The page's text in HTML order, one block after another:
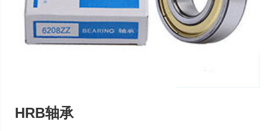
HRB轴承